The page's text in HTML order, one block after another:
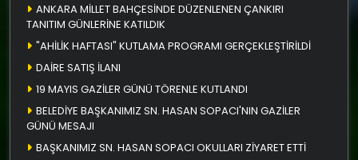
ANKARA MİLLET BAHÇESİNDE DÜZENLENEN ÇANKIRI
TANITIM GÜNLERİNE KATILDIK
"AHİLİK HAFTASI" KUTLAMA PROGRAMI GERÇEKLEŞTİRİLDİ
DAİRE SATIŞ İLANI
19 MAYIS GAZİLER GÜNÜ TÖRENLE KUTLANDI
BELEDİYE BAŞKANIMIZ SN. HASAN SOPACI'NIN GAZİLER
GÜNÜ MESAJI
BAŞKANIMIZ SN. HASAN SOPACI OKULLARI ZİYARET ETTİ